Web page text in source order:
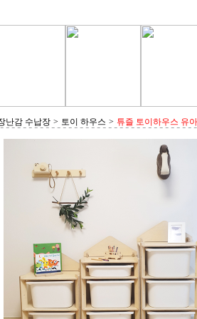
난감 수납장 > 토이 하우스 > 튜즐 토이하우스 유